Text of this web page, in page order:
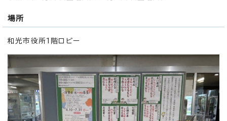
場所
和光市役所1階ロビー